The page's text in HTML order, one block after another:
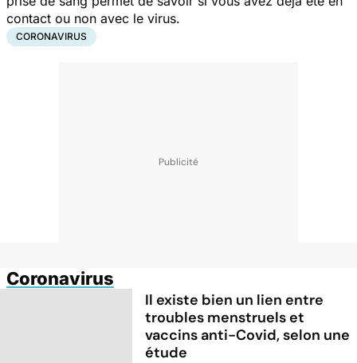
contact ou non avec le virus.
CORONAVIRUS
Coronavirus
Il existe bien un lien entre
troubles menstruels et
vaccins anti-Covid, selon une
étude